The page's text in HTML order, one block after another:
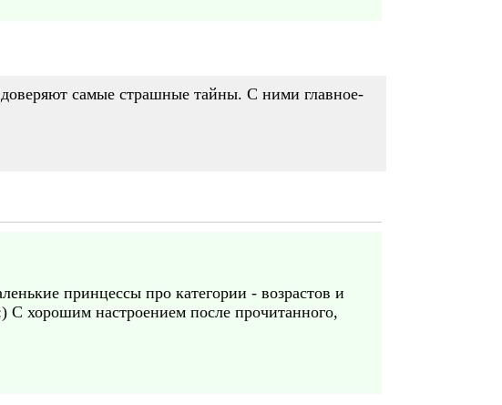
самые страшные тайны. С ними главное-
принцессы про категории - возрастов и
хорошим настроением после прочитанного,